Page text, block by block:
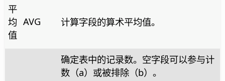
平
均
值
AVG 计算字段的算术平均值。
确定表中的记录数。空字段可以参与计
数（a）或被排除（b）。